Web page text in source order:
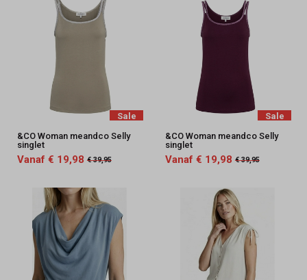
Sale
&CO Woman meandco Selly
singlet
Vanaf € 19,98 € 39,95
Sale
&CO Woman meandco Selly
singlet
Vanaf € 19,98 € 39,95